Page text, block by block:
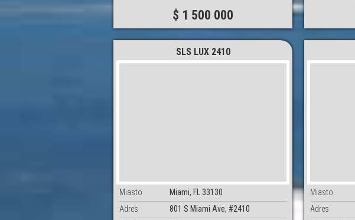
$ 1 500 000
SLS LUX 2410
Miasto
Miami, FL 33130
Adres
801 S Miami Ave, #2410
Miasto
Adres